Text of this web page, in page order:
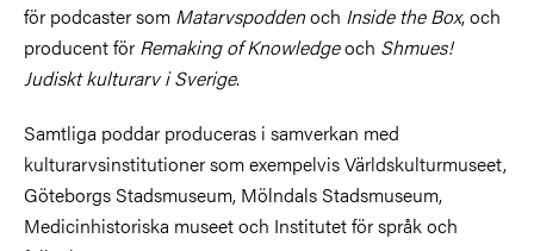
för podcaster som Matarvspoddenoch Inside the Box, och
producent för Remaking of Knowledgeoch Shmues!
Judiskt kulturarv i Sverige.
Samtliga poddar produceras i samverkan med
kulturarvsinstitutioner som exempelvis Världskulturmuseet,
Göteborgs Stadsmuseum, Mölndals Stadsmuseum,
Medicinhistoriska museet och Institutet för språk och